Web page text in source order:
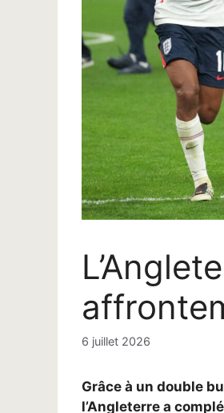
6 juillet 2026
Grâce à un double
l’Angleterre a